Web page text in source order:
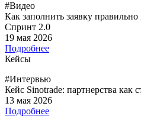
#Видео
Как заполнить заявку правильно
Спринт 2.0
19 мая 2026
Подробнее
Кейсы
#Интервью
Кейс Sinotrade: партнерства как
13 мая 2026
Подробнее